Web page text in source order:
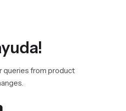
queries from product